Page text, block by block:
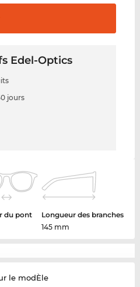
Edel-Optics
jours
du pont
Longueur des branches
145 mm
le modÈle